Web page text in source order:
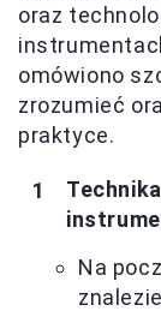
oraz
omówiono
zrozumieć
praktyce.
Na